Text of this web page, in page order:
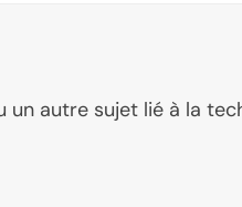
un autre sujet lié à la